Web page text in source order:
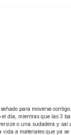
para moverse
día, mientras que las 3
o una sudadera y sal
vida a materiales que ya